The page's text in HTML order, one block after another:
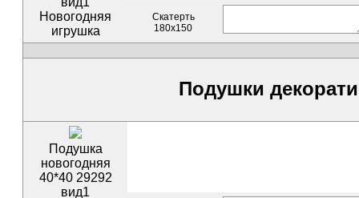
Новогодняя
игрушка
Скатерть
180х150
Подушки
Подушка
новогодняя
40*40 29292
вид1